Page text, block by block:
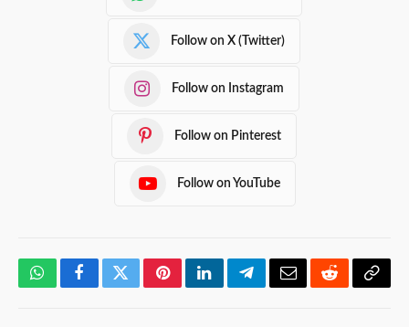
Follow on X (Twitter)
Follow on Instagram
Follow on Pinterest
Follow on YouTube
WhatsAppFacebookTwitterPinterestLinkedInTelegramEmailRedditCopy